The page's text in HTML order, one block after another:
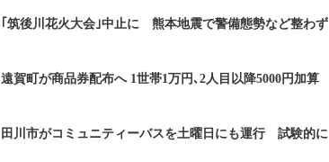
｢筑後川花火大会｣中止に 熊本地震で警備態勢など整わず
遠賀町が商品券配布へ 1世帯1万円､2人目以降5000円加算
田川市がコミュニティーバスを土曜日にも運行 試験的に